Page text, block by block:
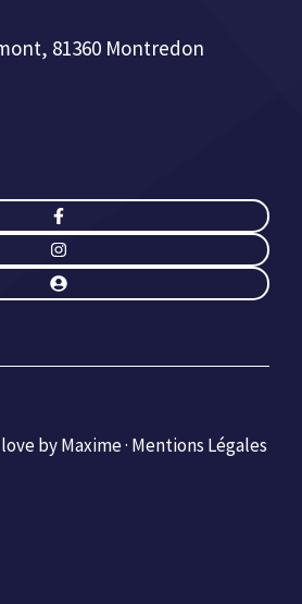
81360 Montredon
by Maxime · Mentions Légales